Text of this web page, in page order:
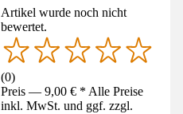
Artikel wurde noch nicht
bewertet.
(0)
Preis — 9,00 € * Alle Preise
inkl. MwSt. und ggf. zzgl.